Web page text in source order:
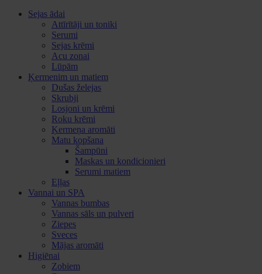
Sejas ādai
Attīrītāji un toniki
Serumi
Sejas krēmi
Acu zonai
Lūpām
Ķermenim un matiem
Dušas želejas
Skrubji
Losjoni un krēmi
Roku krēmi
Ķermeņa aromāti
Matu kopšana
Šampūni
Maskas un kondicionieri
Serumi matiem
Eļļas
Vannai un SPA
Vannas bumbas
Vannas sāls un pulveri
Ziepes
Sveces
Mājas aromāti
Higiēnai
Zobiem